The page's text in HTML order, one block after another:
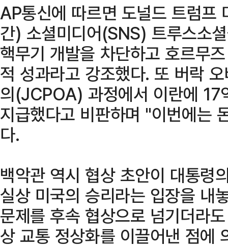
AP통신에 따르면 도널드 트럼프
간) 소셜미디어(SNS) 트루스소
핵무기 개발을 차단하고 호르무
적 성과라고 강조했다. 또 버락
의(JCPOA) 과정에서 이란에
지급했다고 비판하며 "이번에는
다.
백악관 역시 협상 초안이 대통령
실상 미국의 승리라는 입장을 내
문제를 후속 협상으로 넘기더라
상 교통 정상화를 이끌어낸 점에